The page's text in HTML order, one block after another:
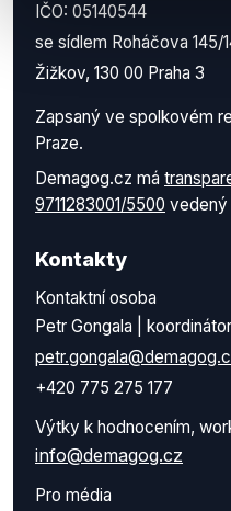
IČO: 05140544
se sídlem Roháčova 145/
Žižkov, 130 00 Praha 3
Zapsaný ve spolkovém
Praze.
Demagog.cz má
9711283001/5500 vedený
Kontakty
Kontaktní osoba
Petr Gongala |
+420 775 275 177
Výtky k hodnocením,
info@demagog.cz
Pro média